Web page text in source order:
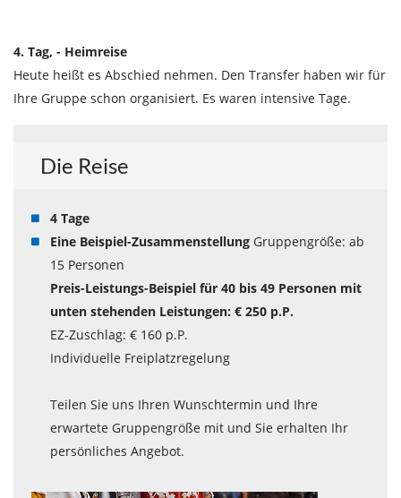
4. Tag, - Heimreise
Heute heißt es Abschied nehmen. Den Transfer haben wir für
Ihre Gruppe schon organisiert. Es waren intensive Tage.
Die Reise
4 Tage
Eine Beispiel-Zusammenstellung Gruppengröße: ab
15 Personen
Preis-Leistungs-Beispiel für 40 bis 49 Personen mit
unten stehenden Leistungen: € 250 p.P.
EZ-Zuschlag: € 160 p.P.
Individuelle Freiplatzregelung
Teilen Sie uns Ihren Wunschtermin und Ihre
erwartete Gruppengröße mit und Sie erhalten Ihr
persönliches Angebot.